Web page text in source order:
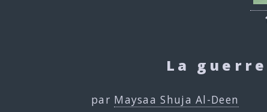
La
par Maysaa Shuja Al-Deen